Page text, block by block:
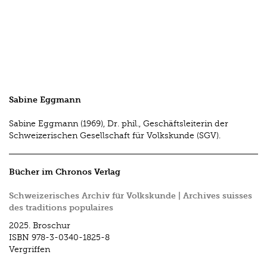
Sabine Eggmann
Sabine Eggmann (1969), Dr. phil., Geschäftsleiterin der
Schweizerischen Gesellschaft für Volkskunde (SGV).
Bücher im Chronos Verlag
Schweizerisches Archiv für Volkskunde | Archives suisses
des traditions populaires
2025. Broschur
ISBN 978-3-0340-1825-8
Vergriffen